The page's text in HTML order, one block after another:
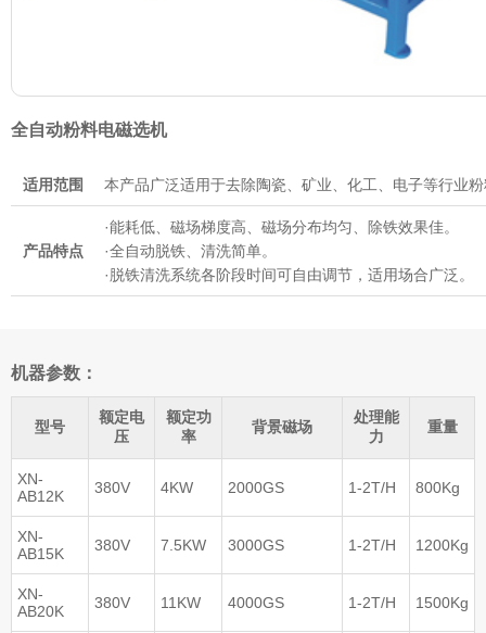
全自动粉料电磁选机
适用范围 本产品广泛适用于去除陶瓷、矿业、化工、电子等行业
产品特点
·能耗低、磁场梯度高、磁场分布均匀、除铁效果佳。
·全自动脱铁、清洗简单。
·脱铁清洗系统各阶段时间可自由调节，适用场合广泛。
机器参数：
型号
额定电
压
额定功
率
背景磁场
处理能
力
重量
XN-
AB12K
380V 4KW 2000GS 1-2T/H 800Kg
XN-
AB15K
380V 7.5KW 3000GS 1-2T/H 1200Kg
XN-
AB20K
380V 11KW 4000GS 1-2T/H 1500Kg